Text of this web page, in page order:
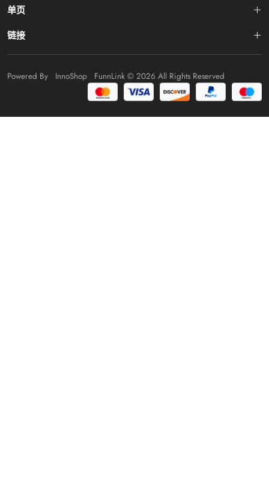
单页
链接
Powered By InnoShop FunnLink © 2026 All Rights Reserved